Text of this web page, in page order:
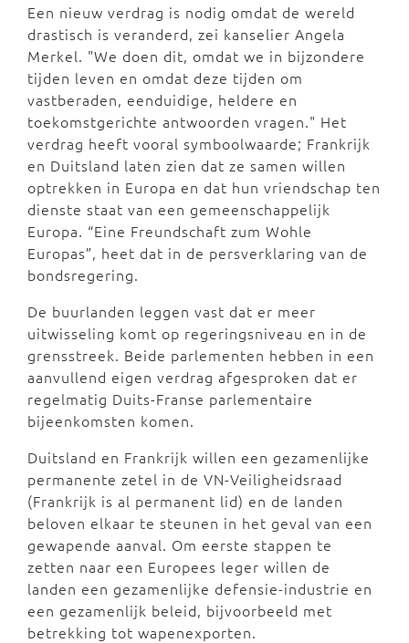
Een nieuw verdrag is nodig omdat de wereld
drastisch is veranderd, zei kanselier Angela
Merkel. "We doen dit, omdat we in bijzondere
tijden leven en omdat deze tijden om
vastberaden, eenduidige, heldere en
toekomstgerichte antwoorden vragen." Het
verdrag heeft vooral symboolwaarde; Frankrijk
en Duitsland laten zien dat ze samen willen
optrekken in Europa en dat hun vriendschap ten
dienste staat van een gemeenschappelijk
Europa. “Eine Freundschaft zum Wohle
Europas”, heet dat in de persverklaring van de
bondsregering.
De buurlanden leggen vast dat er meer
uitwisseling komt op regeringsniveau en in de
grensstreek. Beide parlementen hebben in een
aanvullend eigen verdrag afgesproken dat er
regelmatig Duits-Franse parlementaire
bijeenkomsten komen.
Duitsland en Frankrijk willen een gezamenlijke
permanente zetel in de VN-Veiligheidsraad
(Frankrijk is al permanent lid) en de landen
beloven elkaar te steunen in het geval van een
gewapende aanval. Om eerste stappen te
zetten naar een Europees leger willen de
landen een gezamenlijke defensie-industrie en
een gezamenlijk beleid, bijvoorbeeld met
betrekking tot wapenexporten.